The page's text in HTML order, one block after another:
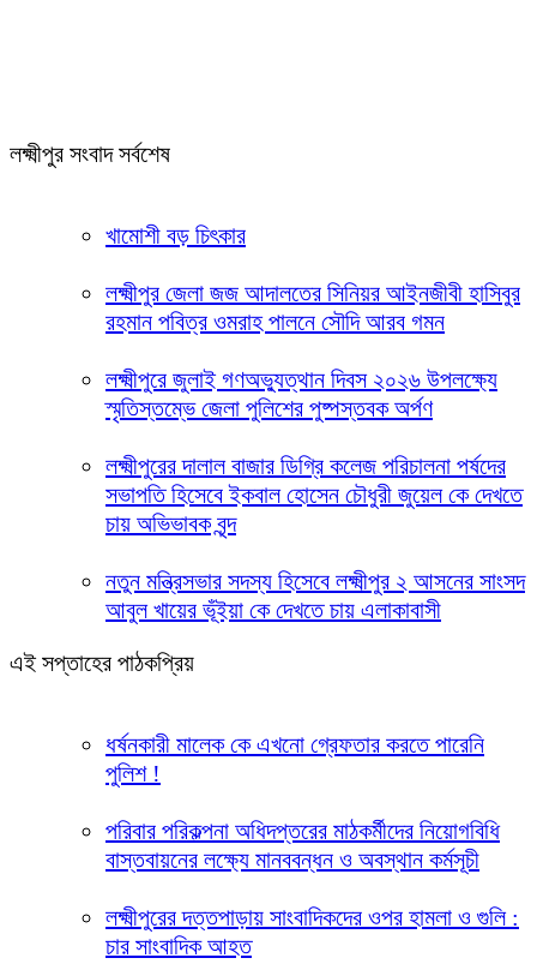
লক্ষ্মীপুর সংবাদ সর্বশেষ
খামোশী বড় চিৎকার
লক্ষ্মীপুর জেলা জজ আদালতের সিনিয়র আইনজীবী হাসিবুর
রহমান পবিত্র ওমরাহ পালনে সৌদি আরব গমন
লক্ষ্মীপুরে জুলাই গণঅভ্যুত্থান দিবস ২০২৬ উপলক্ষ্যে
স্মৃতিস্তম্ভে জেলা পুলিশের পুষ্পস্তবক অর্পণ
লক্ষ্মীপুরের দালাল বাজার ডিগ্রি কলেজ পরিচালনা পর্ষদের
সভাপতি হিসেবে ইকবাল হোসেন চৌধুরী জুয়েল কে দেখতে
চায় অভিভাবক বৃন্দ
নতুন মন্ত্রিসভার সদস্য হিসেবে লক্ষ্মীপুর ২ আসনের সাংসদ
আবুল খায়ের ভূঁইয়া কে দেখতে চায় এলাকাবাসী
এই সপ্তাহের পাঠকপ্রিয়
ধর্ষনকারী মালেক কে এখনো গ্রেফতার করতে পারেনি
পুলিশ !
পরিবার পরিকল্পনা অধিদপ্তরের মাঠকর্মীদের নিয়োগবিধি
বাস্তবায়নের লক্ষ্যে মানববন্ধন ও অবস্থান কর্মসূচী
লক্ষ্মীপুরের দত্তপাড়ায় সাংবাদিকদের ওপর হামলা ও গুলি :
চার সাংবাদিক আহত